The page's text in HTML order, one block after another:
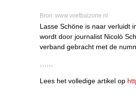
Bron: www.voetbalzone.nl
Lasse Schöne is naar verluidt
wordt door journalist Nicolò
verband gebracht met de
Lees het volledige artikel op